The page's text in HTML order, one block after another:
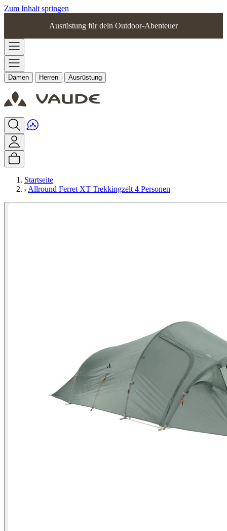
Zum Inhalt springen
Ausrüstung für dein Outdoor-Abenteuer
Damen Herren Ausrüstung
Startseite
Allround Ferret XT Trekkingzelt 4 Personen